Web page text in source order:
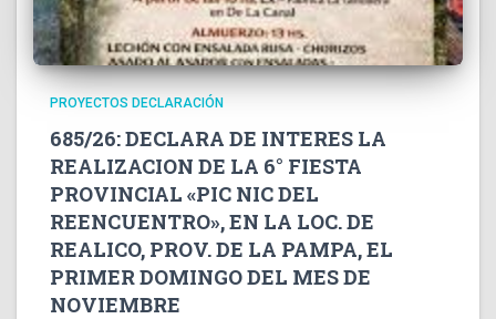
PROYECTOS DECLARACIÓN
685/26: DECLARA DE INTERES LA
REALIZACION DE LA 6° FIESTA
PROVINCIAL «PIC NIC DEL
REENCUENTRO», EN LA LOC. DE
REALICO, PROV. DE LA PAMPA, EL
PRIMER DOMINGO DEL MES DE
NOVIEMBRE